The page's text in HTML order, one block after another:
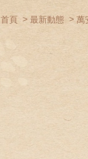
首頁 最新動態 萬